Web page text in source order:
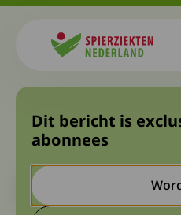
Onderzoek
botbreuken:
Let op. Dit is een ouder bericht.
meer actueel is.
Dit bericht is
abonnees